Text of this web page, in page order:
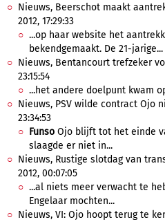
Nieuws, Beerschot maakt
2012, 17:29:33
...op haar website het
bekendgemaakt. De 21-jarige...
Nieuws, Bentancourt trefzeker
23:15:54
...het andere doelpunt kwam
Nieuws, PSV wilde contract Ojo
23:34:53
Funso Ojo blijft tot het einde
slaagde er niet in...
Nieuws, Rustige slotdag van
2012, 00:07:05
...al niets meer verwacht te
Engelaar mochten...
Nieuws, VI: Ojo hoopt terug te